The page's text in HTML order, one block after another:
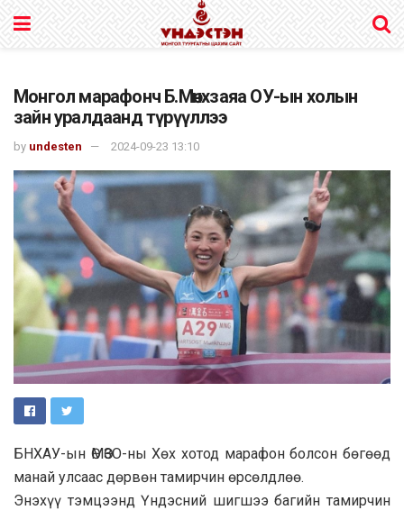
Монгол марафонч Б.Мөнхзаяа ОУ-ын холын
зайн уралдаанд түрүүллээ
by undesten 2024-09-23 13:10
БНХАУ-ын ӨМӨЗО-ны Хөх хотод марафон болсон бөгөөд
манай улсаас дөрвөн тамирчин өрсөлдлөө.
Энэхүү тэмцээнд Үндэсний шигшээ багийн тамирчин